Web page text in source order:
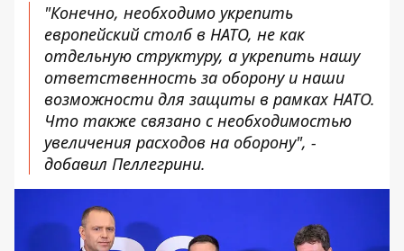
"Конечно, необходимо укрепить
европейский столб в НАТО, не как
отдельную структуру, а укрепить нашу
ответственность за оборону и наши
возможности для защиты в рамках НАТО.
Что также связано с необходимостью
увеличения расходов на оборону", -
добавил Пеллегрини.